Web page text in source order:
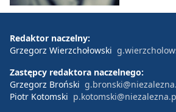
Redaktor naczelny:
Grzegorz Wierzchołowski
Zastępcy redaktora naczelnego:
Grzegorz Broński
Piotr Kotomski